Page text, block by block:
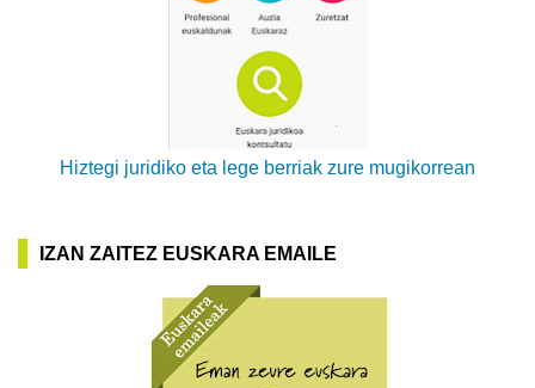
Hiztegi juridiko eta lege berriak zure mugikorrean
IZAN ZAITEZ EUSKARA EMAILE